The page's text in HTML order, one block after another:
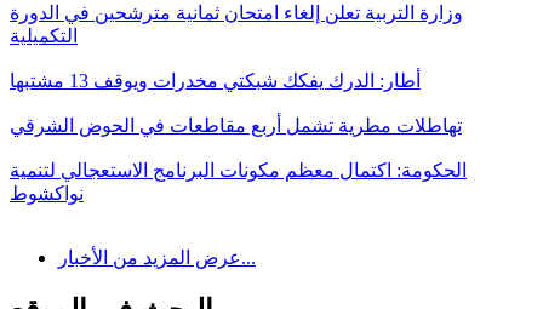
وزارة التربية تعلن إلغاء امتحان ثمانية مترشحين في الدورة
التكميلية
أطار: الدرك يفكك شبكتي مخدرات ويوقف 13 مشتبها
تهاطلات مطرية تشمل أربع مقاطعات في الحوض الشرقي
الحكومة: اكتمال معظم مكونات البرنامج الاستعجالي لتنمية
نواكشوط
عرض المزيد من الأخبار...